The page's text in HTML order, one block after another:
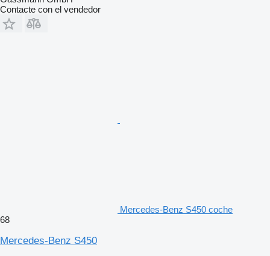
Contacte con el vendedor
Mercedes-Benz S450 coche
68
Mercedes-Benz S450